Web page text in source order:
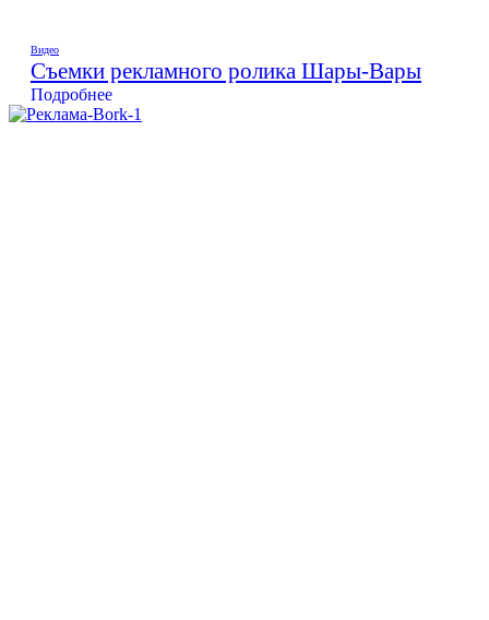
Видео
Съемки рекламного ролика Шары-Вары
Подробнее